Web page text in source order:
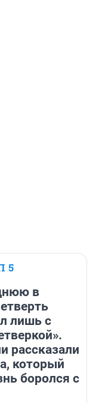
5
в
лишь с
рассказали
который
боролся с